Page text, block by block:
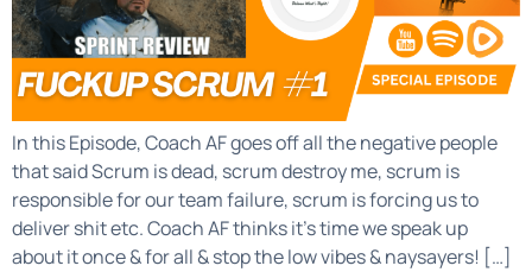
In this Episode, Coach AF goes off all the negative people
that said Scrum is dead, scrum destroy me, scrum is
responsible for our team failure, scrum is forcing us to
deliver shit etc. Coach AF thinks it’s time we speak up
about it once & for all & stop the low vibes & naysayers! […]